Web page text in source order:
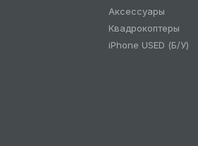
Аксессуары
Квадрокоптеры
iPhone USED (Б/У)